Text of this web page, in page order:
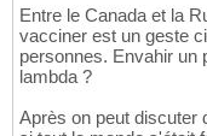
Entre le Canada et la
vacciner est un geste
personnes. Envahir un
lambda ?
Après on peut discuter